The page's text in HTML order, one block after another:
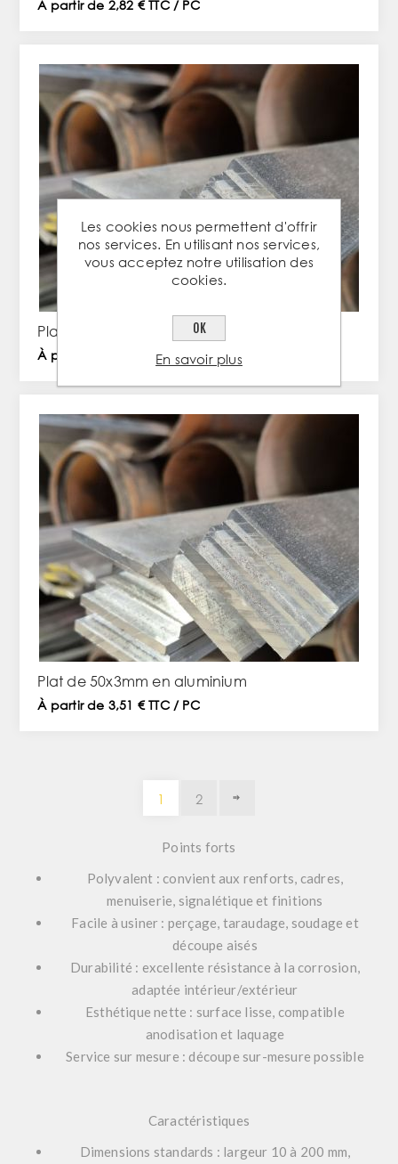
À partir de 2,82 € TTC / PC
Plat de 30x5mm en aluminium
À partir de 3,51 € TTC / PC
Plat de 50x3mm en aluminium
À partir de 3,51 € TTC / PC
1 2
Points forts
Polyvalent : convient aux renforts, cadres,
menuiserie, signalétique et finitions
Facile à usiner : perçage, taraudage, soudage et
découpe aisés
Durabilité : excellente résistance à la corrosion,
adaptée intérieur/extérieur
Esthétique nette : surface lisse, compatible
anodisation et laquage
Service sur mesure : découpe sur-mesure possible
Caractéristiques
Dimensions standards : largeur 10 à 200 mm,
Les cookies nous permettent d'offrir
nos services. En utilisant nos services,
vous acceptez notre utilisation des
cookies.
OK
En savoir plus